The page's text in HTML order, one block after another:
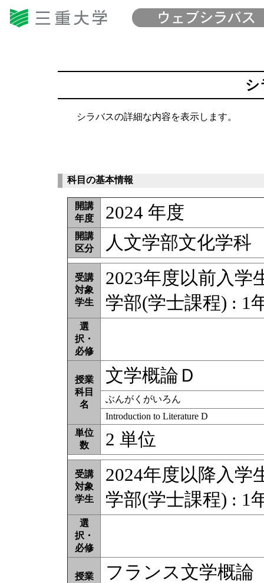
シ
シラバスの詳細な内容を表示します。
科目の基本情報
開講
年度
2024 年度
開講
区分
人文学部文化学科
受講
対象
学生
2023年度以前入学
学部(学士課程) : 1
選
択・
必修
授業
科目
名
文学概論Ｄ
ぶんがくがいろん
Introduction to Literature D
単位
数
2 単位
受講
対象
学生
2024年度以降入学
学部(学士課程) : 1
選
択・
必修
授業
フランス文学概論